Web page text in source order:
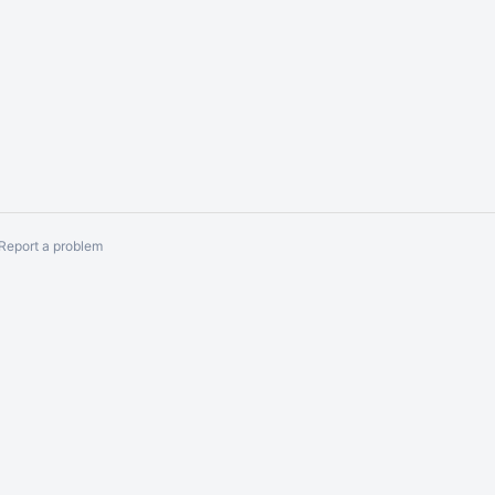
a problem